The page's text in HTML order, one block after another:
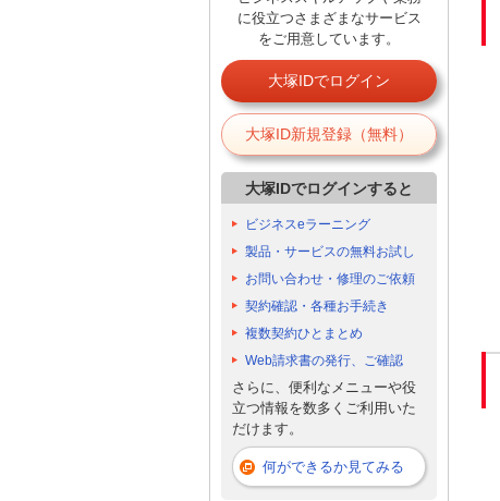
に役立つさまざまなサービス
をご用意しています。
大塚IDでログイン
大塚ID新規登録（無料）
大塚IDでログインすると
ビジネスeラーニング
製品・サービスの無料お試し
お問い合わせ・修理のご依頼
契約確認・各種お手続き
複数契約ひとまとめ
Web請求書の発行、ご確認
さらに、便利なメニューや役
立つ情報を数多くご利用いた
だけます。
何ができるか見てみる